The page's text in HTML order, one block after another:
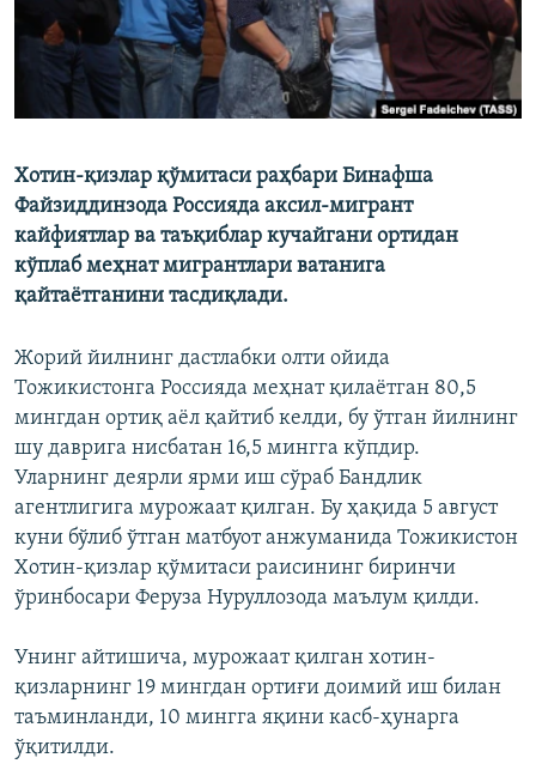
Хотин-қизлар қўмитаси раҳбари Бинафша
Файзиддинзода Россияда аксил-мигрант
кайфиятлар ва таъқиблар кучайгани ортидан
кўплаб меҳнат мигрантлари ватанига
қайтаётганини тасдиқлади.
Жорий йилнинг дастлабки олти ойида
Тожикистонга Россияда меҳнат қилаётган 80,5
мингдан ортиқ аёл қайтиб келди, бу ўтган йилнинг
шу даврига нисбатан 16,5 мингга кўпдир.
Уларнинг деярли ярми иш сўраб Бандлик
агентлигига мурожаат қилган. Бу ҳақида 5 август
куни бўлиб ўтган матбуот анжуманида Тожикистон
Хотин-қизлар қўмитаси раисининг биринчи
ўринбосари Феруза Нуруллозода маълум қилди.
Унинг айтишича, мурожаат қилган хотин-
қизларнинг 19 мингдан ортиғи доимий иш билан
таъминланди, 10 мингга яқини касб-ҳунарга
ўқитилди.